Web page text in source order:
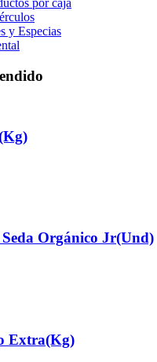
y Especias
Orgánico Jr(Und)
Extra(Kg)